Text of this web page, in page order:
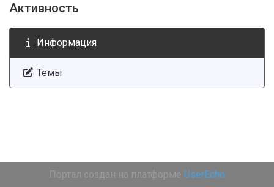
Активность
Информация
Темы
Портал создан на платформе UserEcho